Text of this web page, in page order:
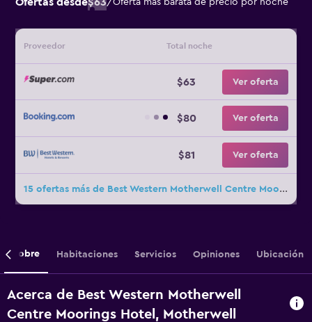
/Oferta más barata de precio por noche
Proveedor Total noche
$63 Ver oferta
$80 Ver oferta
$81 Ver oferta
15 ofertas más de Best Western Motherwell Centre Moorings Hotel
Sobre Habitaciones Servicios Opiniones Ubicación
Acerca de Best Western Motherwell
Centre Moorings Hotel, Motherwell